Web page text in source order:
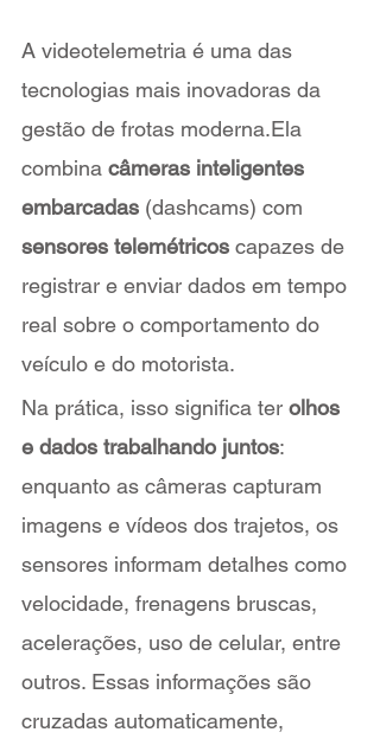
A videotelemetria é uma das
tecnologias mais inovadoras da
gestão de frotas moderna.Ela
combina câmeras inteligentes
embarcadas (dashcams) com
sensores telemétricos capazes de
registrar e enviar dados em tempo
real sobre o comportamento do
veículo e do motorista.
Na prática, isso significa ter olhos
e dados trabalhando juntos:
enquanto as câmeras capturam
imagens e vídeos dos trajetos, os
sensores informam detalhes como
velocidade, frenagens bruscas,
acelerações, uso de celular, entre
outros. Essas informações são
cruzadas automaticamente,